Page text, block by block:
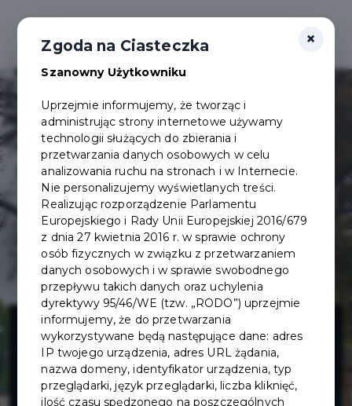
Rewitalizacja
Placu
×
Zgoda na Ciasteczka
Szanowny Użytkowniku
Uprzejmie informujemy, że tworząc i
administrując strony internetowe używamy
technologii służących do zbierania i
przetwarzania danych osobowych w celu
analizowania ruchu na stronach i w Internecie.
Nie personalizujemy wyświetlanych treści.
Realizując rozporządzenie Parlamentu
Europejskiego i Rady Unii Europejskiej 2016/679
z dnia 27 kwietnia 2016 r. w sprawie ochrony
osób fizycznych w związku z przetwarzaniem
danych osobowych i w sprawie swobodnego
przepływu takich danych oraz uchylenia
dyrektywy 95/46/WE (tzw. „RODO”) uprzejmie
informujemy, że do przetwarzania
wykorzystywane będą następujące dane: adres
IP twojego urządzenia, adres URL żądania,
nazwa domeny, identyfikator urządzenia, typ
przeglądarki, język przeglądarki, liczba kliknięć,
ilość czasu spędzonego na poszczególnych